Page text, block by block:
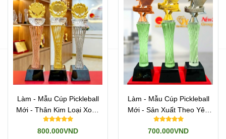
Làm - Mẫu Cúp Pickleball
Mới - Thân Kim Loại Xoắn
Sợi
800.000VND
Làm - Mẫu Cúp Pickleball
Mới - Sản Xuất Theo Yêu
Cầu (15)
700.000VND